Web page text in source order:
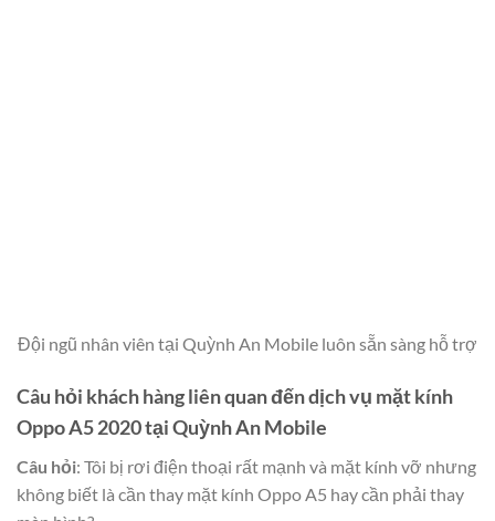
Đội ngũ nhân viên tại Quỳnh An Mobile luôn sẵn sàng hỗ trợ
Câu hỏi khách hàng liên quan đến dịch vụ mặt kính
Oppo A5 2020 tại Quỳnh An Mobile
Câu hỏi: Tôi bị rơi điện thoại rất mạnh và mặt kính vỡ nhưng
không biết là cần thay mặt kính Oppo A5 hay cần phải thay